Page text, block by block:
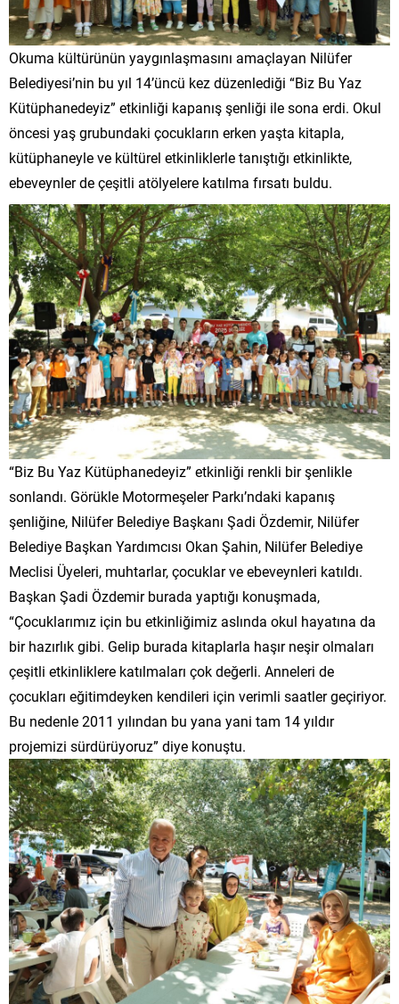
Okuma kültürünün yaygınlaşmasını amaçlayan Nilüfer
Belediyesi’nin bu yıl 14’üncü kez düzenlediği “Biz Bu Yaz
Kütüphanedeyiz” etkinliği kapanış şenliği ile sona erdi. Okul
öncesi yaş grubundaki çocukların erken yaşta kitapla,
kütüphaneyle ve kültürel etkinliklerle tanıştığı etkinlikte,
ebeveynler de çeşitli atölyelere katılma fırsatı buldu.
“Biz Bu Yaz Kütüphanedeyiz” etkinliği renkli bir şenlikle
sonlandı. Görükle Motormeşeler Parkı’ndaki kapanış
şenliğine, Nilüfer Belediye Başkanı Şadi Özdemir, Nilüfer
Belediye Başkan Yardımcısı Okan Şahin, Nilüfer Belediye
Meclisi Üyeleri, muhtarlar, çocuklar ve ebeveynleri katıldı.
Başkan Şadi Özdemir burada yaptığı konuşmada,
“Çocuklarımız için bu etkinliğimiz aslında okul hayatına da
bir hazırlık gibi. Gelip burada kitaplarla haşır neşir olmaları
çeşitli etkinliklere katılmaları çok değerli. Anneleri de
çocukları eğitimdeyken kendileri için verimli saatler geçiriyor.
Bu nedenle 2011 yılından bu yana yani tam 14 yıldır
projemizi sürdürüyoruz” diye konuştu.